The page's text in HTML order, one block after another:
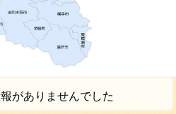
がありませんでした